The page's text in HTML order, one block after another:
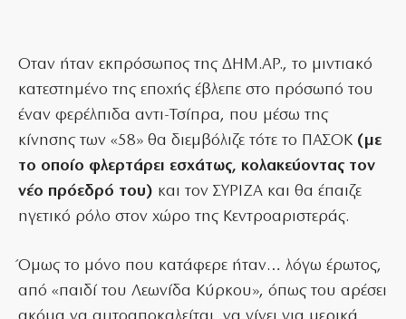
Οταν ήταν εκπρόσωπος της ΔΗΜ.ΑΡ., το μιντιακό
κατεστημένο της εποχής έβλεπε στο πρόσωπό του
έναν φερέλπιδα αντι-Τσίπρα, που μέσω της
κίνησης των «58» θα διεμβόλιζε τότε το ΠΑΣΟΚ (με
το οποίο φλερτάρει εσχάτως, κολακεύοντας τον
νέο πρόεδρό του) και τον ΣΥΡΙΖΑ και θα έπαιζε
ηγετικό ρόλο στον χώρο της Κεντροαριστεράς.
Όμως το μόνο που κατάφερε ήταν… λόγω έρωτος,
από «παιδί του Λεωνίδα Κύρκου», όπως του αρέσει